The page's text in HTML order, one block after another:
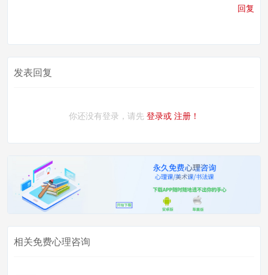
回复
发表回复
你还没有登录，请先 登录或 注册！
相关免费心理咨询